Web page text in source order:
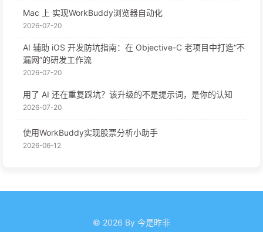
Mac 上 实现WorkBuddy浏览器自动化
2026-07-20
AI 辅助 iOS 开发防坑指南：在 Objective-C 老项目中打造“不
漏网”的研发工作流
2026-07-20
用了 AI 还在重复踩坑？该升级的不是提示词，是你的认知
2026-07-20
使用WorkBuddy实现股票分析小助手
2026-06-12
© 2026 By 今是昨非